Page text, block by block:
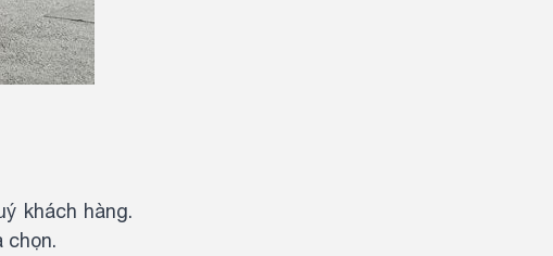
khách hàng.
chọn.